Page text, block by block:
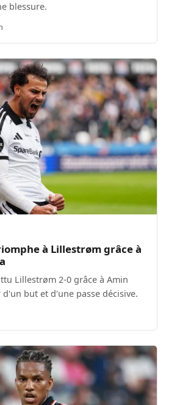
blessure.
à Lillestrøm grâce à
Lillestrøm 2-0 grâce à Amin
but et d'une passe décisive.